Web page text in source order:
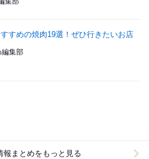
すめの焼肉19選！ぜひ行きたいお店
編集部
報まとめをもっと見る